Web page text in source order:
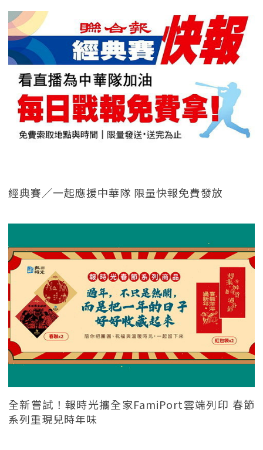
經典賽／一起應援中華隊 限量快報免費發放
全新嘗試！報時光攜全家FamiPort雲端列印 春節
系列重現兒時年味